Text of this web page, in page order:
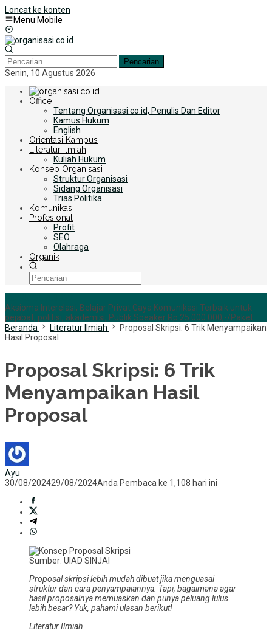
Loncat ke konten
Menu Mobile
Pencarian
Senin, 10 Agustus 2026
Office
Tentang Organisasi.co.id, Penulis Dan Editor
Kamus Hukum
English
Orientasi Kampus
Literatur Ilmiah
Kuliah Hukum
Konsep Organisasi
Struktur Organisasi
Sidang Organisasi
Trias Politika
Komunikasi
Profesional
Profit
SEO
Olahraga
Organik
Aksioma Interelasi, Belajar Privat Gaya Komunikasi Terbaik untuk
pejabat, politisi, akademisi, Publik Speaker Rp 25.000.000,-/Paket
Beranda
Literatur Ilmiah
Proposal Skripsi: 6 Trik Menyampaikan
Hasil Proposal
Proposal Skripsi: 6 Trik
Menyampaikan Hasil
Proposal
Ayu
30/08/202429/08/2024Anda Pembaca ke 1,108 hari ini
Sumber: UIAD SINJAI
Proposal skripsi lebih mudah dibuat jika menguasai
struktur dan cara penyampaiannya. Tapi, bagaimana agar
hasil proposalnya memuaskan dan punya peluang lulus
lebih besar? Yuk, pahami ulasan berikut!
Literatur Ilmiah